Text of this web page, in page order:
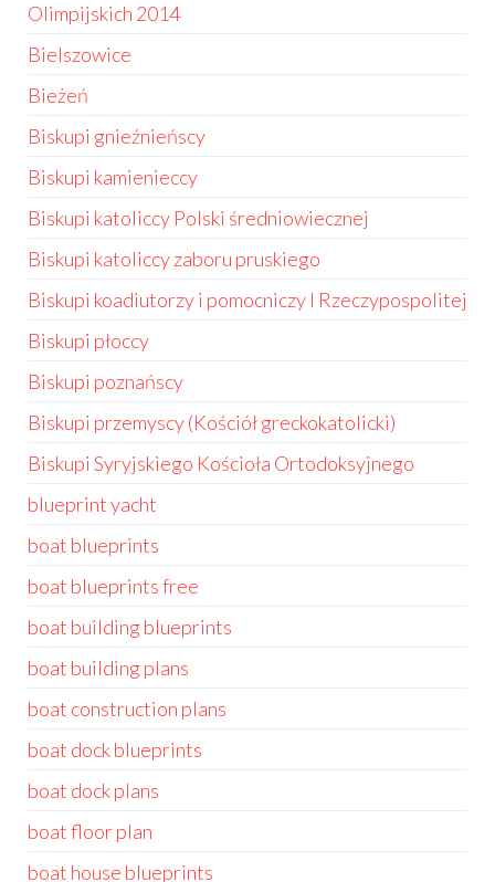
Olimpijskich 2014
Bielszowice
Bieżeń
Biskupi gnieźnieńscy
Biskupi kamienieccy
Biskupi katoliccy Polski średniowiecznej
Biskupi katoliccy zaboru pruskiego
Biskupi koadiutorzy i pomocniczy I Rzeczypospolitej
Biskupi płoccy
Biskupi poznańscy
Biskupi przemyscy (Kościół greckokatolicki)
Biskupi Syryjskiego Kościoła Ortodoksyjnego
blueprint yacht
boat blueprints
boat blueprints free
boat building blueprints
boat building plans
boat construction plans
boat dock blueprints
boat dock plans
boat floor plan
boat house blueprints